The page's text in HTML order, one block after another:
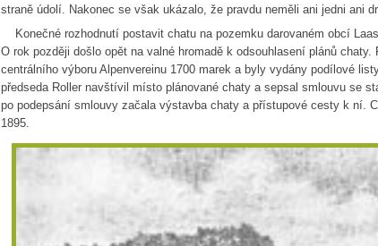
straně údolí. Nakonec se však ukázalo, že pravdu neměli ani jedni ani
Konečné rozhodnutí postavit chatu na pozemku darovaném obcí
O rok později došlo opět na valné hromadě k odsouhlasení plánů
centrálního výboru Alpenvereinu 1700 marek a byly vydány podílové
předseda Roller navštívil místo plánované chaty a sepsal smlouvu se
po podepsání smlouvy začala výstavba chaty a přístupové cesty k ní.
1895.